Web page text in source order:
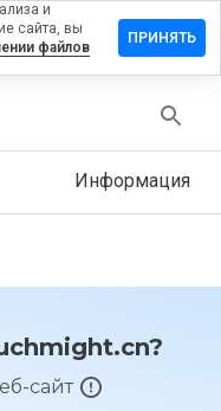
Информация
сайт
и
сайта, вы
файлов
ПРИНЯТЬ